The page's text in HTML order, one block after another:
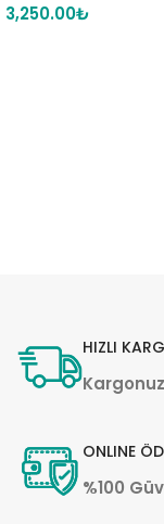
3,250.00₺
HIZLI
ONLINE
%100